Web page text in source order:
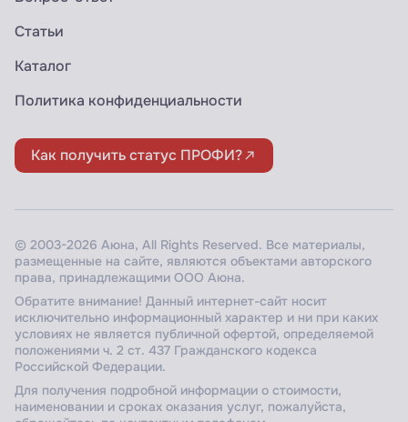
Статьи
Каталог
Политика конфиденциальности
Как получить статус ПРОФИ?
© 2003-2026 Аюна, All Rights Reserved. Все материалы,
размещенные на сайте, являются объектами авторского
права, принадлежащими ООО Аюна.
Обратите внимание! Данный интернет-сайт носит
исключительно информационный характер и ни при каких
условиях не является публичной офертой, определяемой
положениями ч. 2 ст. 437 Гражданского кодекса
Российской Федерации.
Для получения подробной информации о стоимости,
наименовании и сроках оказания услуг, пожалуйста,